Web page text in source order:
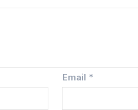
Email *